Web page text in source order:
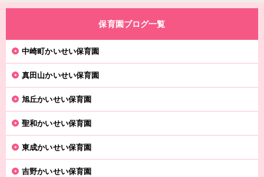
保育園ブログ一覧
中崎町かいせい保育園
真田山かいせい保育園
旭丘かいせい保育園
聖和かいせい保育園
東成かいせい保育園
吉野かいせい保育園